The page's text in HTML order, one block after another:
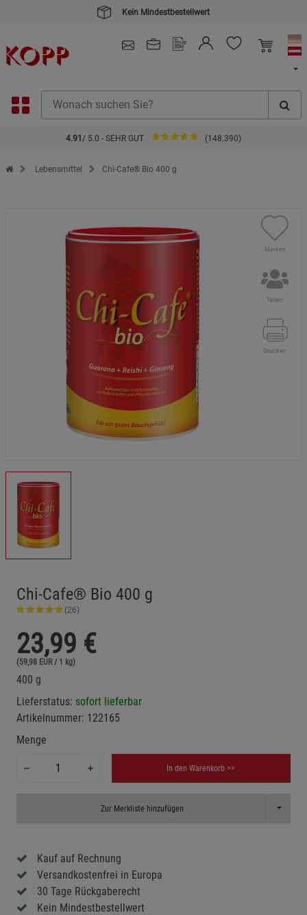
4.91 / 5.0 - SEHR GUT (148.390)
Zur Startseite des Kopp Verlag Online-Shop
Lebensmittel Chi-Cafe® Bio 400 g
Merken
Teilen
Drucken
Chi-Cafe® Bio 400 g
(26)
23,99 €
(59,98 EUR / 1 kg)
400 g
Lieferstatus: sofort lieferbar
Artikelnummer: 122165
Menge
In den Warenkorb >>
Zur Merkliste hinzufügen Toggle
Kauf auf Rechnung
Versandkostenfrei in Europa
30 Tage Rückgaberecht
Kein Mindestbestellwert